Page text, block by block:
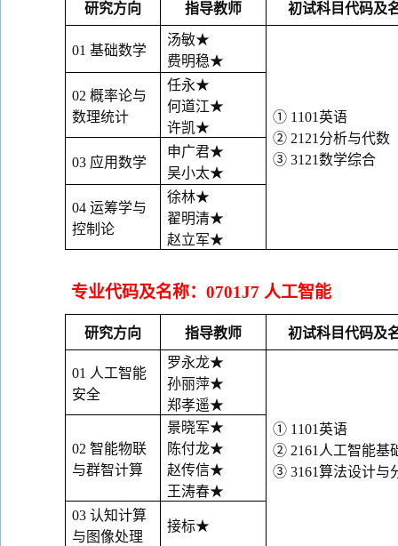
研究方向 指导教师 初试科目代码及
01 基础数学
汤敏★
费明稳★
① 1101 英语
② 2121 分析与代数
③ 3121数学综合
02 概率论与
数理统计
任永★
何道江★
许凯★
03 应用数学
申广君★
吴小太★
04 运筹学与
控制论
徐林★
翟明清★
赵立军★
专业代码及名称： 0701J7 人工智能
研究方向 指导教师 初试科目代码及
01 人工智能
安全
罗永龙★
孙丽萍★
郑孝遥★
① 1101 英语
② 2161 人工智能基
③ 3161算法设计与
02 智能物联
与群智计算
景晓军★
陈付龙★
赵传信★
王涛春★
03 认知计算
与图像处理
接标★